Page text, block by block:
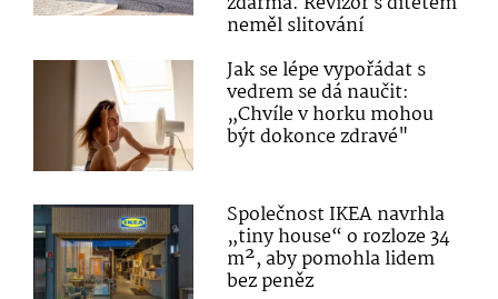
neměl slitování
Jak se lépe vypořádat s
vedrem se dá naučit:
„Chvíle v horku mohou
být dokonce zdravé"
Společnost IKEA navrhla
„tiny house“ o rozloze 34
m², aby pomohla lidem
bez peněz